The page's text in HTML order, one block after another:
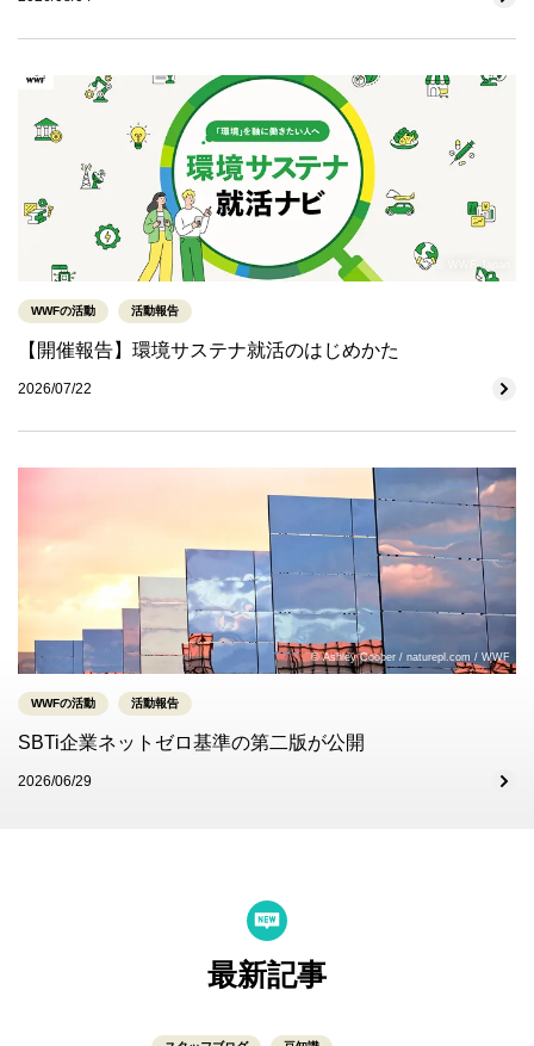
© WWF-Japan
WWFの活動 活動報告
【開催報告】環境サステナ就活のはじめかた
2026/07/22
© Ashley Cooper / naturepl.com / WWF
WWFの活動 活動報告
SBTi企業ネットゼロ基準の第二版が公開
2026/06/29
最新記事